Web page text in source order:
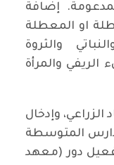
إضافة
او المعطلة
والثروة
الريفي والمرأة
الزراعي، وإدخال
المتوسطة
دور (معهد